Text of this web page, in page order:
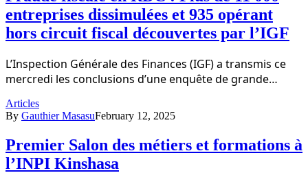
entreprises dissimulées et 935 opérant
hors circuit fiscal découvertes par l’IGF
L’Inspection Générale des Finances (IGF) a transmis ce
mercredi les conclusions d’une enquête de grande…
Articles
By Gauthier MasasuFebruary 12, 2025
Premier Salon des métiers et formations à
l’INPI Kinshasa